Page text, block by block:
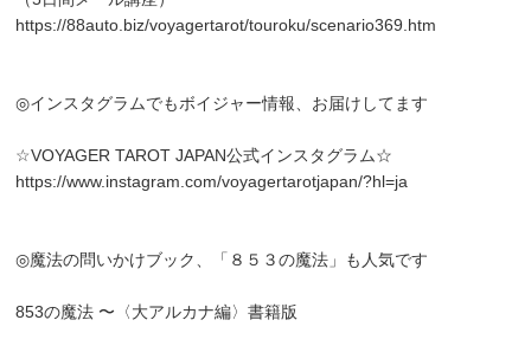
https://88auto.biz/voyagertarot/touroku/scenario369.htm
◎インスタグラムでもボイジャー情報、お届けしてます
☆VOYAGER TAROT JAPAN公式インスタグラム☆
https://www.instagram.com/voyagertarotjapan/?hl=ja
◎魔法の問いかけブック、「８５３の魔法」も人気です
853の魔法 〜〈大アルカナ編〉書籍版